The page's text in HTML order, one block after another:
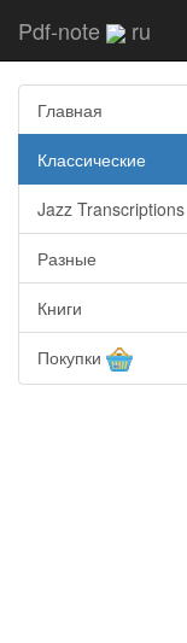
Pdf-note ru
Главная
Классические
Jazz Transcriptions
Разные
Книги
Покупки